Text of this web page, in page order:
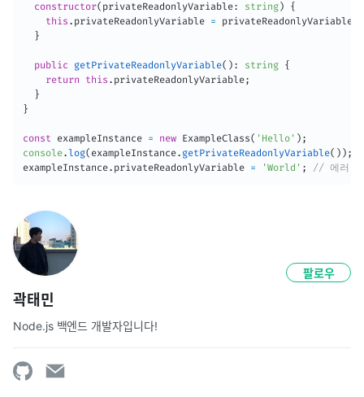
constructor( privateReadonlyVariable: string )
{
this . privateReadonlyVariable = privateReadonlyVariable
}
public getPrivateReadonlyVariable( ) : string {
return
this . privateReadonlyVariable;
}
}
const exampleInstance = new ExampleClass( 'Hello' ) ;
console.log( exampleInstance. getPrivateReadonlyVariable( ) ) ;
exampleInstance. privateReadonlyVariable = 'World' ; // 에러:
곽태민
Node.js 백엔드 개발자입니다!
팔로우